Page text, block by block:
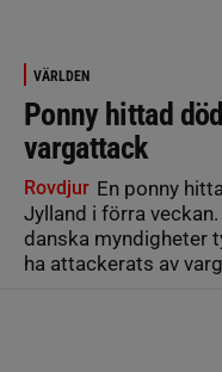
VÄRLDEN
Ponny hittad
vargattack
Rovdjur En ponny
Jylland i förra
danska myndigheter
ha attackerats av